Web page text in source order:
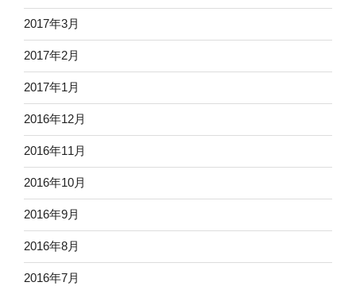
2017年3月
2017年2月
2017年1月
2016年12月
2016年11月
2016年10月
2016年9月
2016年8月
2016年7月